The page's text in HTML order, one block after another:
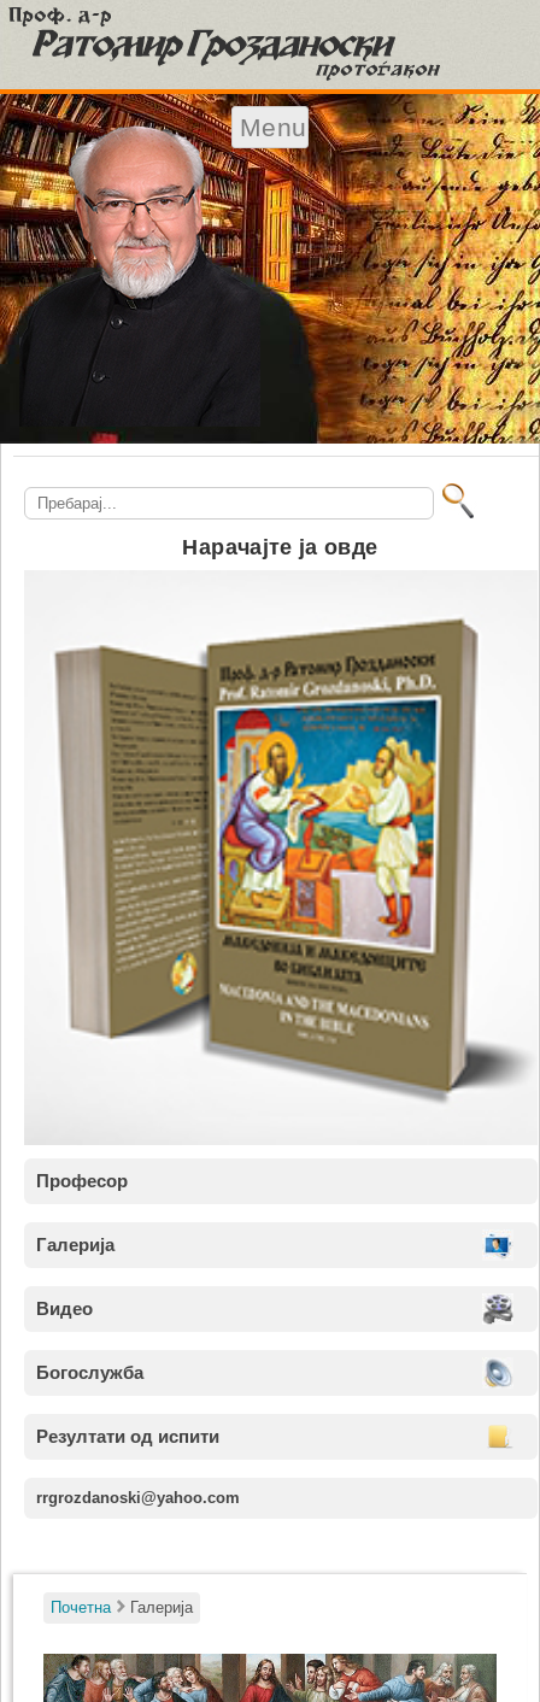
Menu
Skip to content
Search
for:
Нарачајте ја овде
Професор
Галерија
Видео
Богослужба
Резултати од испити
rrgrozdanoski@yahoo.com
Почетна Галерија